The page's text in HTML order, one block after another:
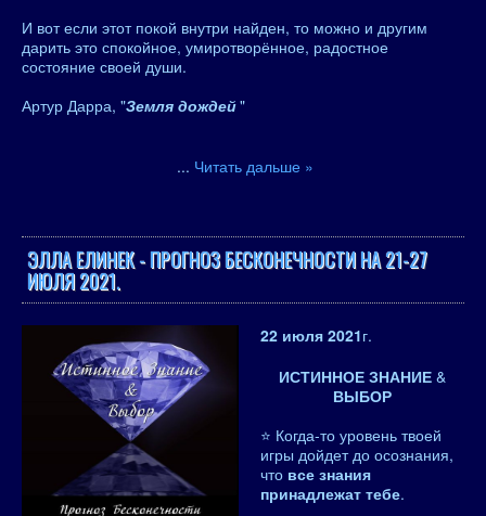
И вот если этот покой внутри найден, то можно и другим
дарить это спокойное, умиротворённое, радостное
состояние своей души.
Артур Дарра, "Земля дождей"
... Читать дальше »
ЭЛЛА ЕЛИНЕК - ПРОГНОЗ БЕСКОНЕЧНОСТИ НА 21-27
ИЮЛЯ 2021.
22 июля 2021г.
ИСТИННОЕ ЗНАНИЕ &
ВЫБОР
⭐ Когда-то уровень твоей
игры дойдет до осознания,
что все знания
принадлежат тебе.